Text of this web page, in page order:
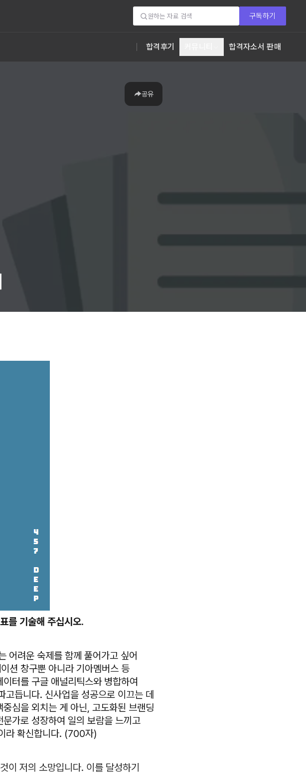
구독하기
합격후기 합격자소서 판매
공유
를 기술해 주십시오.
어려운 숙제를 함께 풀어가고 싶어
션 창구뿐 아니라 기아멤버스 등
터를 구글 애널리틱스와 병합하여
듭니다. 신사업을 성공으로 이끄는 데
심을 외치는 게 아닌, 고도화된 브랜딩
가로 성장하여 일의 보람을 느끼고
라 확신합니다. (700자)
이 저의 소망입니다. 이를 달성하기